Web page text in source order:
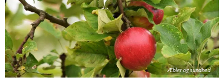
Æbler og sundhed